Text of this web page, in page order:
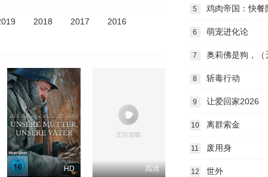
2018 2017 2016
HD 高清
5 鸡肉帝国：快餐
6 萌宠进化论
7 奥莉佛是狗，（
8 斩毒行动
9 让爱回家2026
10 离群索金
11 废用身
12 世外